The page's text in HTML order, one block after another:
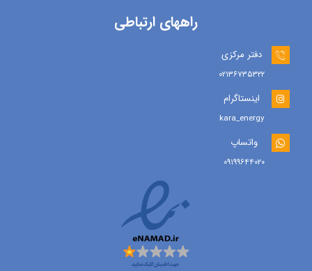
راههای ارتباطی
دفتر مرکزی
۰۲۱۳۶۷۳۵۳۲۲
اینستاگرام
kara_energy
واتساپ
۰۹۱۹۹۶۴۴۰۲۰